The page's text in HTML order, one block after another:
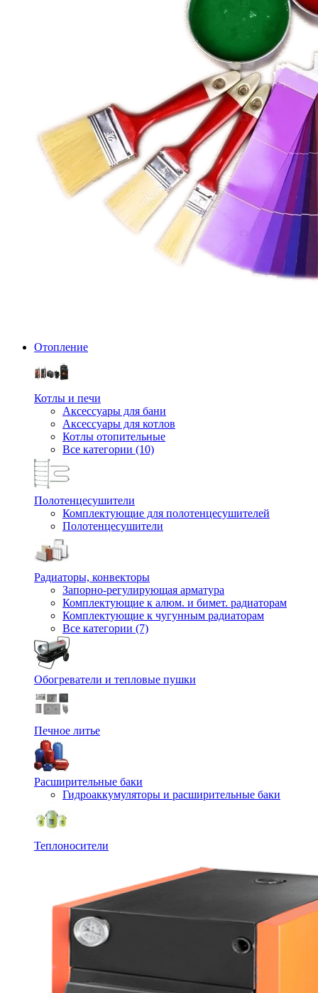
Отопление
Котлы и печи
Аксессуары для бани
Аксессуары для котлов
Котлы отопительные
Все категории (10)
Полотенцесушители
Комплектующие для полотенцесушителей
Полотенцесушители
Радиаторы, конвекторы
Запорно-регулирующая арматура
Комплектующие к алюм. и бимет. радиаторам
Комплектующие к чугунным радиаторам
Все категории (7)
Обогреватели и тепловые пушки
Печное литье
Расширительные баки
Гидроаккумуляторы и расширительные баки
Теплоносители